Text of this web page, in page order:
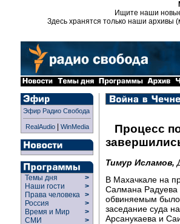
Ищите наши
Здесь хранятся только наши архивы
Эфир Радио Свобода
RealAudio| WinMedia
Темы дня
>
Наши гости
>
Права человека >
Россия
>
Время и Мир
>
СМИ
>
Процесс
Тимур Исламов,
В Махачкале на
Салмана Радуева
обвиняемым было
заседание суда
Арcанукаева и